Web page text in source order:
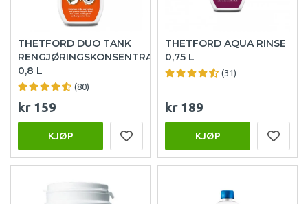
THETFORD DUO TANK
RENGJØRINGSKONSENTRAT
0,8 L
(80)
kr 159
KJØP
THETFORD AQUA RINSE
0,75 L
(31)
kr 189
KJØP